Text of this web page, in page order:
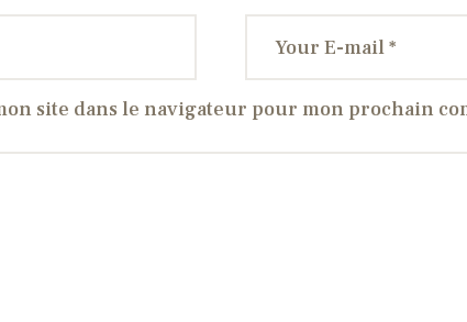
site dans le navigateur pour mon prochain